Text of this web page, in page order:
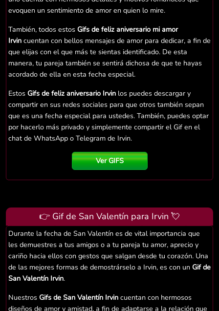
evoquen un sentimiento de amor en quien lo mire.
También, todos estos Gifs de feliz aniversario mi amor
Irvin cuentan con bellos mensajes de amor para dedicar, a fin de
que elijas con el que más te sientas identificado. De esta
manera, tu pareja también se sentirá dichosa de que te hayas
acordado de ella en esta fecha especial.
Estos Gifs de feliz aniversario Irvin los puedes descargar y
compartir en sus redes sociales para que otros también sepan
que es una fecha especial para ustedes. También, puedes optar
por hacerlo más privado y simplemente compartir el Gif en el
chat de WhatsApp o Telegram de Irvin.
Ver GIFS
👉 Gif de San Valentín para Irvin 💘
Durante la fecha de San Valentín es de vital importancia que
les demuestres a tus amigos o a tu pareja tu amor, aprecio y
cariño hacia ellos con gestos que salgan desde tu corazón. Una
de las mejores formas de demostrárselo a Irvin, es con un Gif de
San Valentín Irvin.
Nuestros Gifs de San Valentín Irvin cuentan con hermosos
diseños de amor y amistad, a fin de adaptarse a la relación que